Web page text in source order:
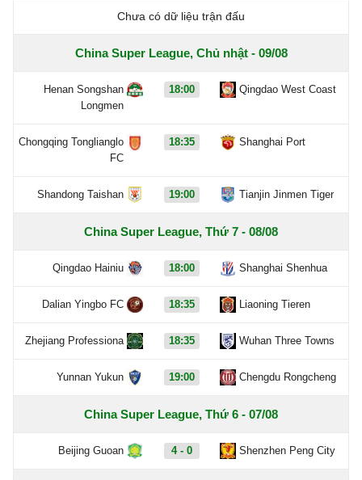
Chưa có dữ liệu trận đấu
China Super League, Chủ nhật - 09/08
Henan Songshan
Longmen
18:00 Qingdao West Coast
Chongqing Tonglianglo
FC
18:35 Shanghai Port
Shandong Taishan 19:00 Tianjin Jinmen Tiger
China Super League, Thứ 7 - 08/08
Qingdao Hainiu 18:00 Shanghai Shenhua
Dalian Yingbo FC 18:35 Liaoning Tieren
Zhejiang Professiona 18:35 Wuhan Three Towns
Yunnan Yukun 19:00 Chengdu Rongcheng
China Super League, Thứ 6 - 07/08
Beijing Guoan 4 - 0 Shenzhen Peng City